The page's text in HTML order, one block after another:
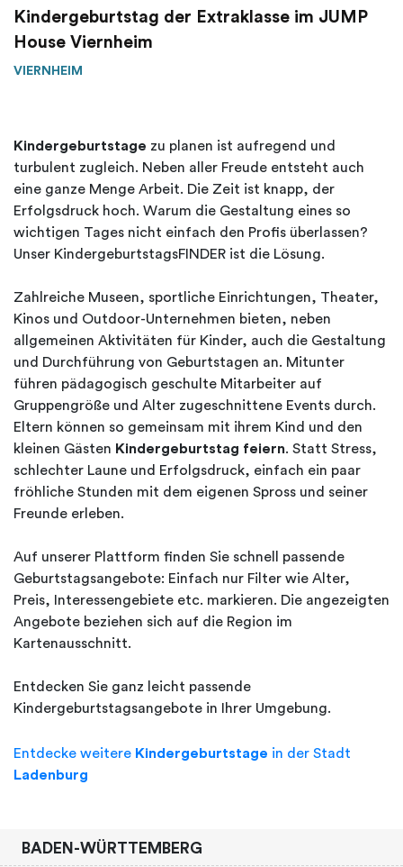
Kindergeburtstag der Extraklasse im JUMP
House Viernheim
VIERNHEIM
Kindergeburtstage zu planen ist aufregend und
turbulent zugleich. Neben aller Freude entsteht auch
eine ganze Menge Arbeit. Die Zeit ist knapp, der
Erfolgsdruck hoch. Warum die Gestaltung eines so
wichtigen Tages nicht einfach den Profis überlassen?
Unser KindergeburtstagsFINDER ist die Lösung.
Zahlreiche Museen, sportliche Einrichtungen, Theater,
Kinos und Outdoor-Unternehmen bieten, neben
allgemeinen Aktivitäten für Kinder, auch die Gestaltung
und Durchführung von Geburtstagen an. Mitunter
führen pädagogisch geschulte Mitarbeiter auf
Gruppengröße und Alter zugeschnittene Events durch.
Eltern können so gemeinsam mit ihrem Kind und den
kleinen Gästen Kindergeburtstag feiern. Statt Stress,
schlechter Laune und Erfolgsdruck, einfach ein paar
fröhliche Stunden mit dem eigenen Spross und seiner
Freunde erleben.
Auf unserer Plattform finden Sie schnell passende
Geburtstagsangebote: Einfach nur Filter wie Alter,
Preis, Interessengebiete etc. markieren. Die angezeigten
Angebote beziehen sich auf die Region im
Kartenausschnitt.
Entdecken Sie ganz leicht passende
Kindergeburtstagsangebote in Ihrer Umgebung.
Entdecke weitere Kindergeburtstage in der Stadt
Ladenburg
BADEN-WÜRTTEMBERG